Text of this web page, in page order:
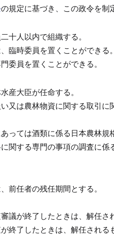
の規定に基づき、この政令を制
十人以内で組織する。
臨時委員を置くことができる。
委員を置くことができる。
産大臣が任命する。
又は農林物資に関する取引
っては酒類に係る日本農林
関する専門の事項の調査に係
前任者の残任期間とする。
が終了したときは、解任さ
終了したときは、解任される